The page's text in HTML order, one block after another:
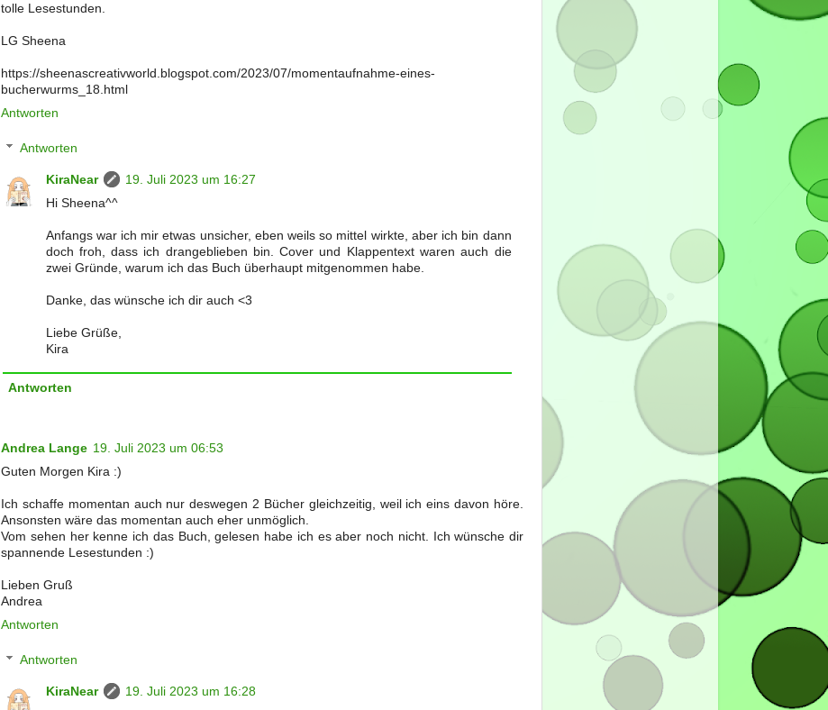
tolle Lesestunden.
LG Sheena
https://sheenascreativworld.blogspot.com/2023/07/momentaufnahme-eines-
bucherwurms_18.html
Antworten
Antworten
KiraNear
19. Juli 2023 um 16:27
Hi Sheena^^
Anfangs war ich mir etwas unsicher, eben weils so mittel wirkte, aber ich bin dann
doch froh, dass ich drangeblieben bin. Cover und Klappentext waren auch die
zwei Gründe, warum ich das Buch überhaupt mitgenommen habe.
Danke, das wünsche ich dir auch <3
Liebe Grüße,
Kira
Antworten
Andrea Lange 19. Juli 2023 um 06:53
Guten Morgen Kira :)
Ich schaffe momentan auch nur deswegen 2 Bücher gleichzeitig, weil ich eins davon höre.
Ansonsten wäre das momentan auch eher unmöglich.
Vom sehen her kenne ich das Buch, gelesen habe ich es aber noch nicht. Ich wünsche dir
spannende Lesestunden :)
Lieben Gruß
Andrea
Antworten
Antworten
KiraNear
19. Juli 2023 um 16:28